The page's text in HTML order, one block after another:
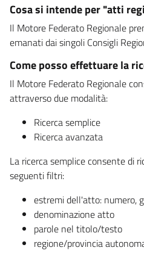
Cosa si intende per "atti
Il Motore Federato Regionale
emanati dai singoli Consigli
Come posso effettuare la
Il Motore Federato Regionale
attraverso due modalità:
Ricerca semplice
Ricerca avanzata
La ricerca semplice consente di
seguenti filtri:
estremi dell'atto: numero,
denominazione atto
parole nel titolo/testo
regione/provincia